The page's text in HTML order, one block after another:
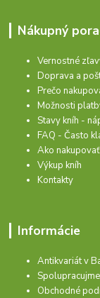
Nákupný
Vernostné
Doprava a
Prečo
Možnosti
Stavy kníh -
FAQ - Často
Ako nakupovať
Výkup kníh
Kontakty
Informácie
Antikvariát v
Spolupracujme
Obchodné